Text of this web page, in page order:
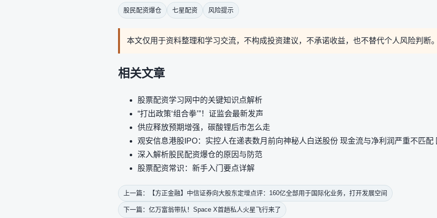
股民配资爆仓 七星配资 风险提示
本文仅用于资料整理和学习交流，不构成投资建议，不承诺收益，也不替代个人风险判断。
相关文章
股票配资学习网中的关键知识点解析
“打出政策‘组合拳’”！证监会最新发声
供应释放预期增强，碳酸锂后市怎么走
观安信息港股IPO：实控人在递表数月前向神秘人白送股份 现金流与净利润严重不匹配
深入解析股民配资爆仓的原因与防范
股票配资常识：新手入门要点详解
上一篇：【方正金融】中信证券向大股东定增点评：160亿全部用于国际化业务，打开发展空间
下一篇：亿万富翁带队！Space X首趟私人火星飞行来了